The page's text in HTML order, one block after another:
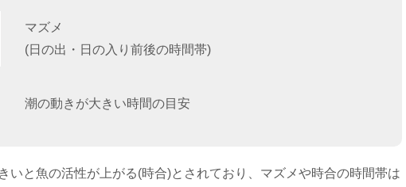
マズメ
(日の出・日の入り前後の時間帯)
潮の動きが大きい時間の目安
いと魚の活性が上がる(時合)とされており、マズメや時合の時間帯は